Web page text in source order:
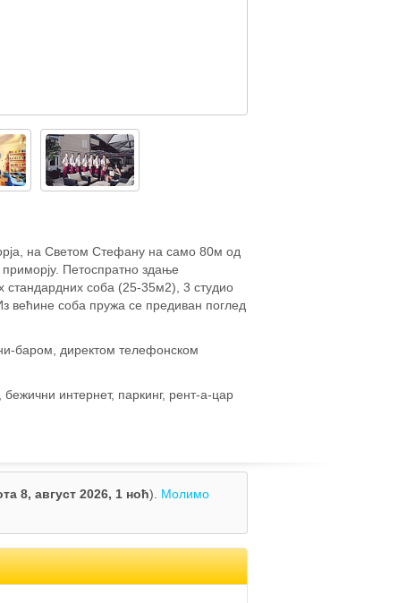
на Светом Стефану на само 80м од
Петоспратно здање
стандардних соба (25-35м2), 3 студио
соба пружа се предиван поглед
баром, директом телефонском
интернет, паркинг, рент-а-цар
8, август 2026, 1 ноћ). Молимо